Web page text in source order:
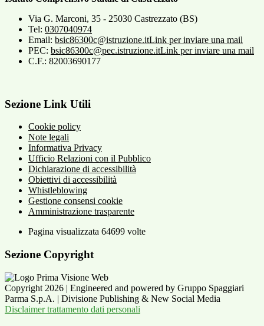
Via G. Marconi, 35 - 25030 Castrezzato (BS)
Tel: 0307040974
Email: bsic86300c@istruzione.itLink per inviare una mail
PEC: bsic86300c@pec.istruzione.itLink per inviare una mail
C.F.: 82003690177
Sezione Link Utili
Cookie policy
Note legali
Informativa Privacy
Ufficio Relazioni con il Pubblico
Dichiarazione di accessibilità
Obiettivi di accessibilità
Whistleblowing
Gestione consensi cookie
Amministrazione trasparente
Pagina visualizzata 64699 volte
Sezione Copyright
Copyright 2026 | Engineered and powered by Gruppo Spaggiari
Parma S.p.A. | Divisione Publishing & New Social Media
Disclaimer trattamento dati personali